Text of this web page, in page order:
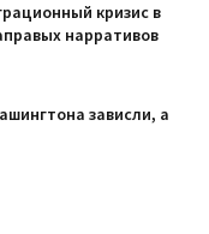
кризис в
нарративов
зависли, а